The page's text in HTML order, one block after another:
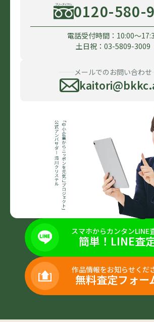
0120-580-
電話受付時間：10:00〜
土日祝：03-5809-3009
メールでのお問い合わせ
スマホからカンタンLINE
簡単！LINE査
作品情報をお知らせくだ
無料査定フォー